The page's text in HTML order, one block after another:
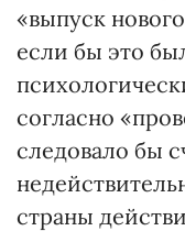
«выпуск
если бы это
согласно
следовало бы
страны